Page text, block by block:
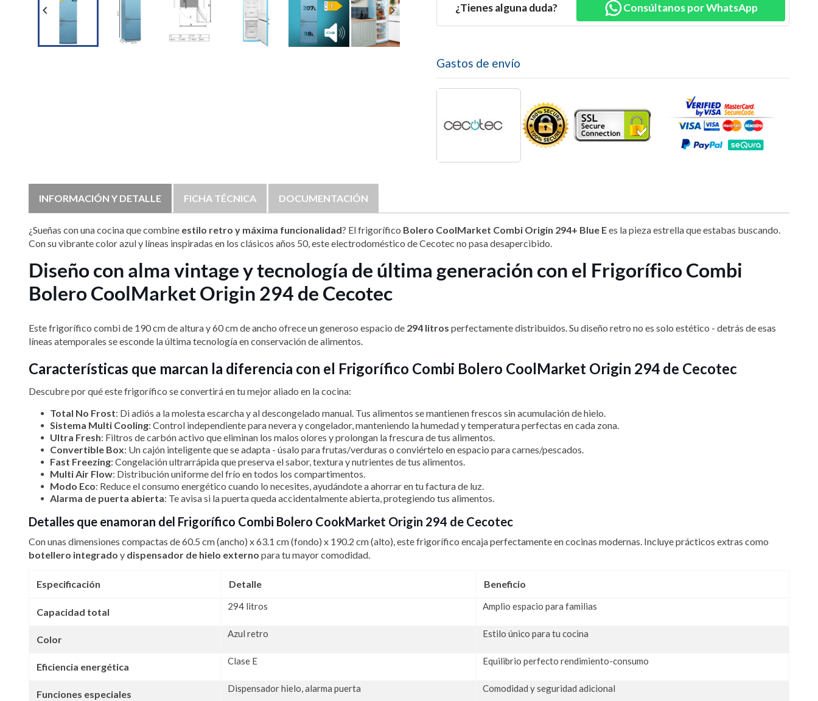
  ¿Tienes alguna duda? Consúltanos por WhatsApp
Gastos de envío
INFORMACIÓN Y DETALLE FICHA TÉCNICA DOCUMENTACIÓN
¿Sueñas con una cocina que combine estilo retro y máxima funcionalidad? El frigorífico Bolero CoolMarket Combi Origin 294+ Blue Ees la pieza estrella que estabas buscando.
Con su vibrante color azul y líneas inspiradas en los clásicos años 50, este electrodoméstico de Cecotec no pasa desapercibido.
Diseño con alma vintage y tecnología de última generación con el Frigorífico Combi
Bolero CoolMarket Origin 294 de Cecotec
Este frigorífico combi de 190 cm de altura y 60 cm de ancho ofrece un generoso espacio de 294 litros perfectamente distribuidos. Su diseño retro no es solo estético - detrás de esas
líneas atemporales se esconde la última tecnología en conservación de alimentos.
Características que marcan la diferencia con el Frigorífico Combi Bolero CoolMarket Origin 294 de Cecotec
Descubre por qué este frigorífico se convertirá en tu mejor aliado en la cocina:
Total No Frost: Di adiós a la molesta escarcha y al descongelado manual. Tus alimentos se mantienen frescos sin acumulación de hielo.
Sistema Multi Cooling: Control independiente para nevera y congelador, manteniendo la humedad y temperatura perfectas en cada zona.
Ultra Fresh: Filtros de carbón activo que eliminan los malos olores y prolongan la frescura de tus alimentos.
Convertible Box: Un cajón inteligente que se adapta - úsalo para frutas/verduras o conviértelo en espacio para carnes/pescados.
Fast Freezing: Congelación ultrarrápida que preserva el sabor, textura y nutrientes de tus alimentos.
Multi Air Flow: Distribución uniforme del frío en todos los compartimentos.
Modo Eco: Reduce el consumo energético cuando lo necesites, ayudándote a ahorrar en tu factura de luz.
Alarma de puerta abierta: Te avisa si la puerta queda accidentalmente abierta, protegiendo tus alimentos.
Detalles que enamoran del Frigorífico Combi Bolero CookMarket Origin 294 de Cecotec
Con unas dimensiones compactas de 60.5 cm (ancho) x 63.1 cm (fondo) x 190.2 cm (alto), este frigorífico encaja perfectamente en cocinas modernas. Incluye prácticos extras como
botellero integrado y dispensador de hielo externo para tu mayor comodidad.
Especificación Detalle Beneficio
Capacidad total 294 litros Amplio espacio para familias
Color Azul retro Estilo único para tu cocina
Eficiencia energética Clase E Equilibrio perfecto rendimiento-consumo
Funciones especiales Dispensador hielo, alarma puerta Comodidad y seguridad adicional